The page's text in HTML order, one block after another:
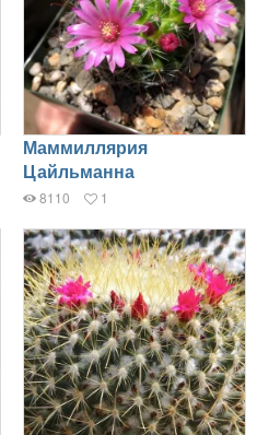
Маммиллярия
Цайльманна
8110 1